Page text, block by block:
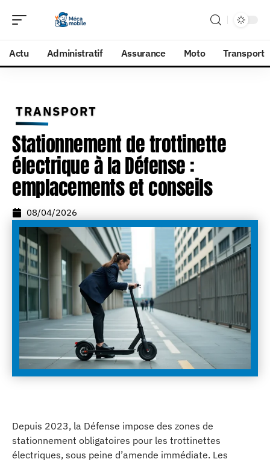
Actu Administratif Assurance Moto Transport
TRANSPORT
Stationnement de trottinette
électrique à la Défense :
emplacements et conseils
08/04/2026
Depuis 2023, la Défense impose des zones de
stationnement obligatoires pour les trottinettes
électriques, sous peine d’amende immédiate. Les